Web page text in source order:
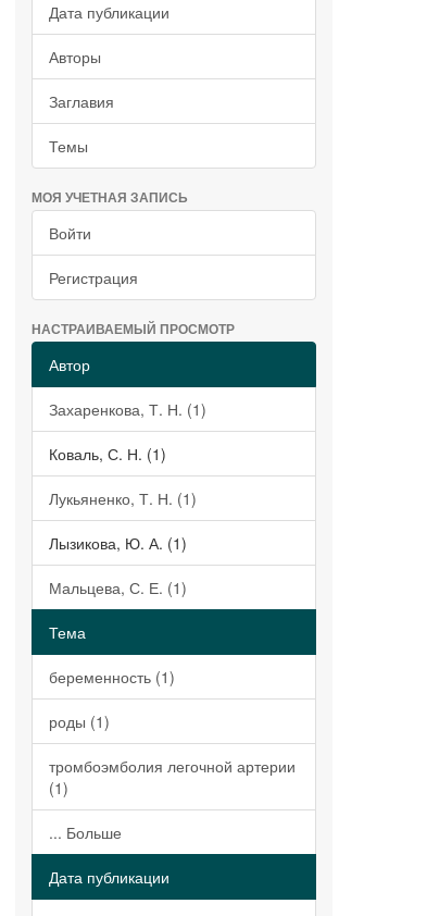
Дата публикации
Авторы
Заглавия
Темы
МОЯ УЧЕТНАЯ ЗАПИСЬ
Войти
Регистрация
НАСТРАИВАЕМЫЙ ПРОСМОТР
Автор
Захаренкова, Т. Н. (1)
Коваль, С. Н. (1)
Лукьяненко, Т. Н. (1)
Лызикова, Ю. А. (1)
Мальцева, С. Е. (1)
Тема
беременность (1)
роды (1)
тромбоэмболия легочной артерии
(1)
... Больше
Дата публикации